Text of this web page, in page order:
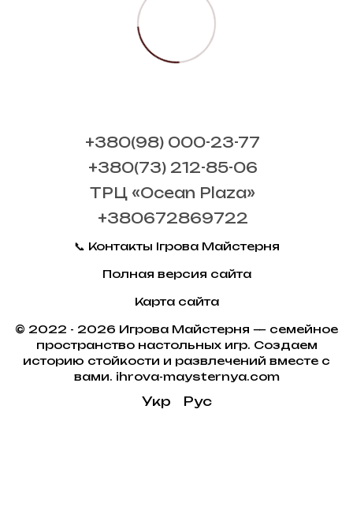
+380(98) 000-23-77
+380(73) 212-85-06
ТРЦ «Ocean Plaza»
+380672869722
📞 Контакты Ігрова Майстерня
Полная версия сайта
Карта сайта
© 2022 - 2026 Игрова Майстерня — семейное
пространство настольных игр. Создаем
историю стойкости и развлечений вместе с
вами. ihrova-maysternya.com
Укр Рус